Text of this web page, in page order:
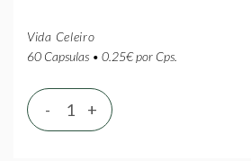
Vida Celeiro
60 Capsulas • 0.25€ por Cps.
+
-